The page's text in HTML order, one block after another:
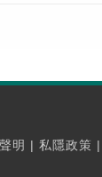
明 | 私隱政策 |